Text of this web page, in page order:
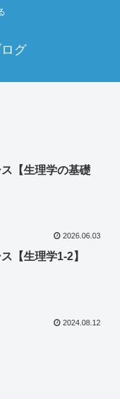
グ
【生理学の基礎
2026.06.03
【生理学1-2】
2024.08.12